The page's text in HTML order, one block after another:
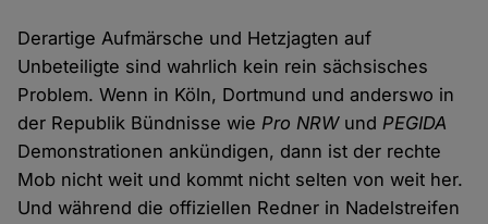
Derartige Aufmärsche und Hetzjagten auf
Unbeteiligte sind wahrlich kein rein sächsisches
Problem. Wenn in Köln, Dortmund und anderswo in
der Republik Bündnisse wiePro NRWundPEGIDA
Demonstrationen ankündigen, dann ist der rechte
Mob nicht weit und kommt nicht selten von weit her.
Und während die offiziellen Redner in Nadelstreifen